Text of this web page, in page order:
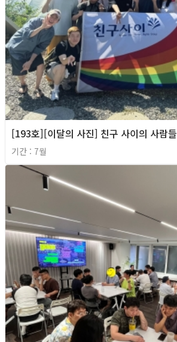
[193호][이달의 사진] 친구 사이의 사람들
기간 : 7월